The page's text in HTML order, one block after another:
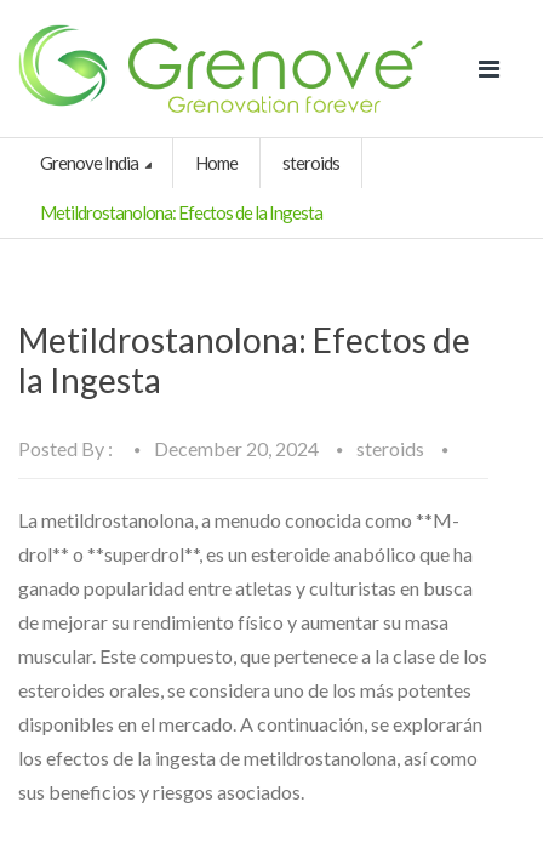
Grenove India Home steroids
Metildrostanolona: Efectos de la Ingesta
Metildrostanolona: Efectos de
la Ingesta
Posted By : December 20, 2024 steroids
La metildrostanolona, a menudo conocida como **M-
drol** o **superdrol**, es un esteroide anabólico que ha
ganado popularidad entre atletas y culturistas en busca
de mejorar su rendimiento físico y aumentar su masa
muscular. Este compuesto, que pertenece a la clase de los
esteroides orales, se considera uno de los más potentes
disponibles en el mercado. A continuación, se explorarán
los efectos de la ingesta de metildrostanolona, así como
sus beneficios y riesgos asociados.